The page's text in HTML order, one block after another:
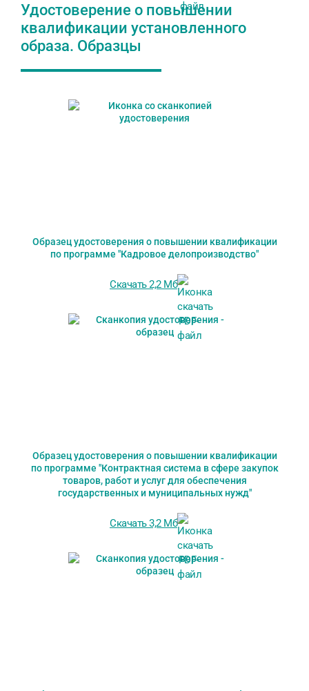
Удостоверение о повышении
квалификации установленного
образа. Образцы
Образец удостоверения о повышении квалификации
по программе "Кадровое делопроизводство"
Скачать 2,2 Мб
Образец удостоверения о повышении квалификации
по программе "Контрактная система в сфере закупок
товаров, работ и услуг для обеспечения
государственных и муниципальных нужд"
Скачать 3,2 Мб